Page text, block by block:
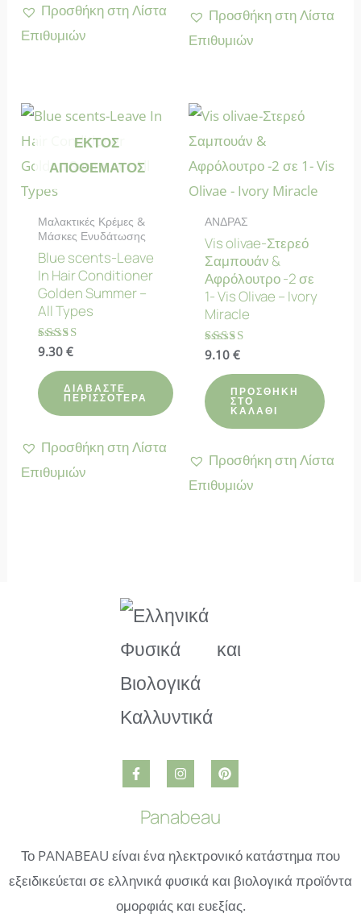
Προσθήκη στη Λίστα
Επιθυμιών
Προσθήκη στη Λίστα
Επιθυμιών
ΕΚΤΌΣ
ΑΠΟΘΈΜΑΤΟΣ
Μαλακτικές Κρέμες &
Μάσκες Ενυδάτωσης
Blue scents-Leave
In Hair Conditioner
Golden Summer –
All Types
Βαθμολογήθηκε
4.60
από 5
9.30 €
ΔΙΑΒΆΣΤΕ
ΠΕΡΙΣΣΌΤΕΡΑ
Προσθήκη στη Λίστα
Επιθυμιών
ΑΝΔΡΑΣ
Vis olivae-Στερεό
Σαμπουάν &
Αφρόλουτρο -2 σε
1- Vis Olivae – Ivory
Miracle
Βαθμολογήθηκε
4.60
από 5
9.10€
ΠΡΟΣΘΉΚΗ
ΣΤΟ
ΚΑΛΆΘΙ
Προσθήκη στη Λίστα
Επιθυμιών
Panabeau
Το PANABEAU είναι ένα ηλεκτρονικό κατάστημα που
εξειδικεύεται σε ελληνικά φυσικά και βιολογικά προϊόντα
ομορφιάς και ευεξίας.